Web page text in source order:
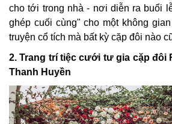
cho tới trong nhà - nơi diễn ra buổi
ghép cuối cùng" cho một không
truyện cổ tích mà bất kỳ cặp đôi nào
2. Trang trí tiệc cưới tư gia cặp đôi
Thanh Huyền